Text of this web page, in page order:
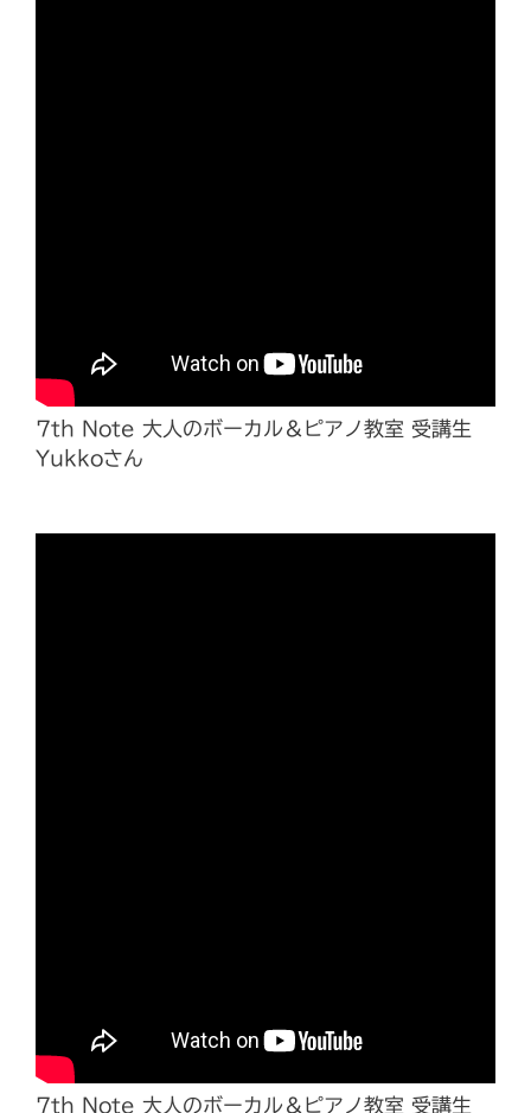
7th Note 大人のボーカル＆ピアノ教室 受講生
Yukkoさん
7th Note 大人のボーカル＆ピアノ教室 受講生